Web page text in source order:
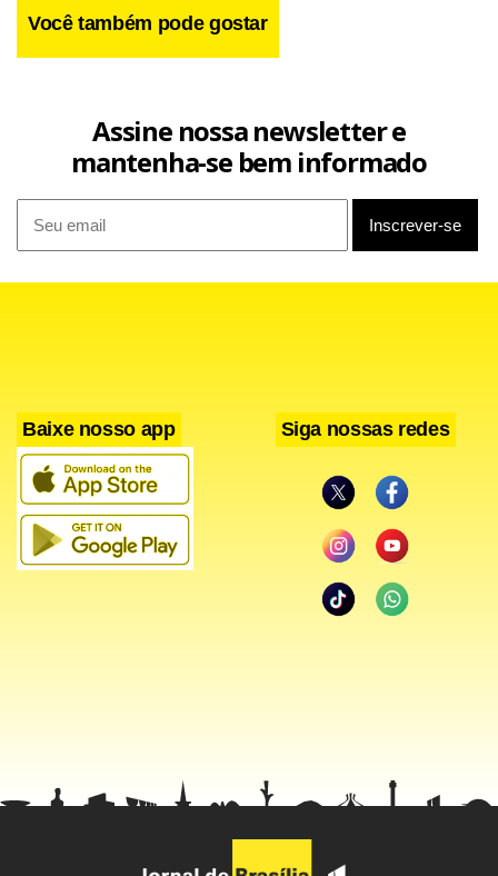
Você também pode gostar
Assine nossa newsletter e
mantenha-se bem informado
Baixe nosso app Siga nossas redes